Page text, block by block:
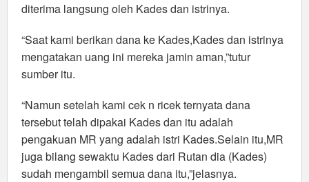
diterima langsung oleh Kades dan istrinya.
“Saat kami berikan dana ke Kades,Kades dan istrinya
mengatakan uang ini mereka jamin aman,”tutur
sumber itu.
“Namun setelah kami cek n ricek ternyata dana
tersebut telah dipakai Kades dan itu adalah
pengakuan MR yang adalah istri Kades.Selain itu,MR
juga bilang sewaktu Kades dari Rutan dia (Kades)
sudah mengambil semua dana itu,”jelasnya.